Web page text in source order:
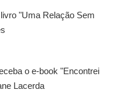
"Uma Relação Sem
o e-book "Encontrei
Lacerda